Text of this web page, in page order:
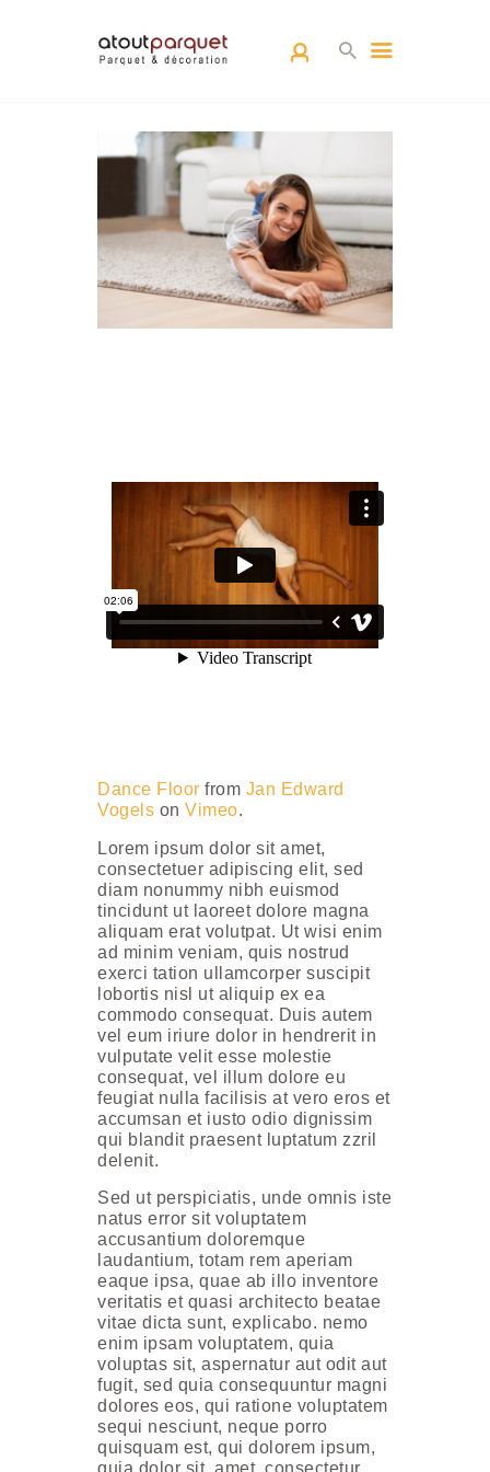
ACCUEIL
L’EQUIPE
PARQUETS
ARCHITECTURE
D’INTÉRIEUR
RÉALISATIONS
CONTACT
Dance Floor from Jan Edward
Vogels on Vimeo.
Lorem ipsum dolor sit amet,
consectetuer adipiscing elit, sed
diam nonummy nibh euismod
tincidunt ut laoreet dolore magna
aliquam erat volutpat. Ut wisi enim
ad minim veniam, quis nostrud
exerci tation ullamcorper suscipit
lobortis nisl ut aliquip ex ea
commodo consequat. Duis autem
vel eum iriure dolor in hendrerit in
vulputate velit esse molestie
consequat, vel illum dolore eu
feugiat nulla facilisis at vero eros et
accumsan et iusto odio dignissim
qui blandit praesent luptatum zzril
delenit.
Sed ut perspiciatis, unde omnis iste
natus error sit voluptatem
accusantium doloremque
laudantium, totam rem aperiam
eaque ipsa, quae ab illo inventore
veritatis et quasi architecto beatae
vitae dicta sunt, explicabo. nemo
enim ipsam voluptatem, quia
voluptas sit, aspernatur aut odit aut
fugit, sed quia consequuntur magni
dolores eos, qui ratione voluptatem
sequi nesciunt, neque porro
quisquam est, qui dolorem ipsum,